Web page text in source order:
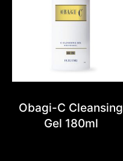
Obagi-C Cleansing
Gel 180ml